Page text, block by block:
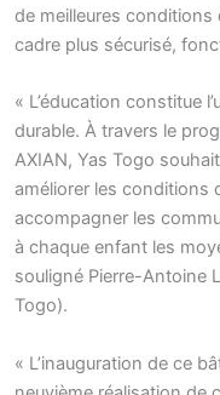
de meilleures conditions
cadre plus sécurisé,
« L’éducation constitue
durable. À travers le
AXIAN, Yas Togo
améliorer les conditions
accompagner les
à chaque enfant les
souligné Pierre-Antoine
Togo).
« L’inauguration de ce